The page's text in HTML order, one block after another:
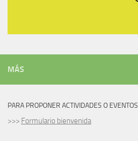
MÁS
PARA PROPONER ACTIVIDADES O EVENTOS
>>> Formulario bienvenida